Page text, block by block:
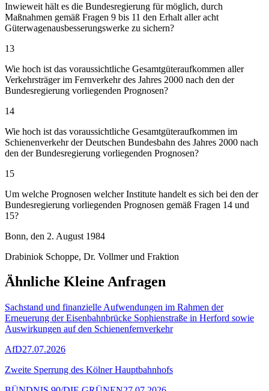
Inwieweit hält es die Bundesregierung für möglich, durch
Maßnahmen gemäß Fragen 9 bis 11 den Erhalt aller acht
Güterwagenausbesserungswerke zu sichern?
13
Wie hoch ist das voraussichtliche Gesamtgüteraufkommen aller
Verkehrsträger im Fernverkehr des Jahres 2000 nach den der
Bundesregierung vorliegenden Prognosen?
14
Wie hoch ist das voraussichtliche Gesamtgüteraufkommen im
Schienenverkehr der Deutschen Bundesbahn des Jahres 2000 nach
den der Bundesregierung vorliegenden Prognosen?
15
Um welche Prognosen welcher Institute handelt es sich bei den der
Bundesregierung vorliegenden Prognosen gemäß Fragen 14 und
15?
Bonn, den 2. August 1984
Drabiniok Schoppe, Dr. Vollmer und Fraktion
Ähnliche Kleine Anfragen
Sachstand und finanzielle Aufwendungen im Rahmen der
Erneuerung der Eisenbahnbrücke Sophienstraße in Herford sowie
Auswirkungen auf den Schienenfernverkehr
AfD27.07.2026
Zweite Sperrung des Kölner Hauptbahnhofs